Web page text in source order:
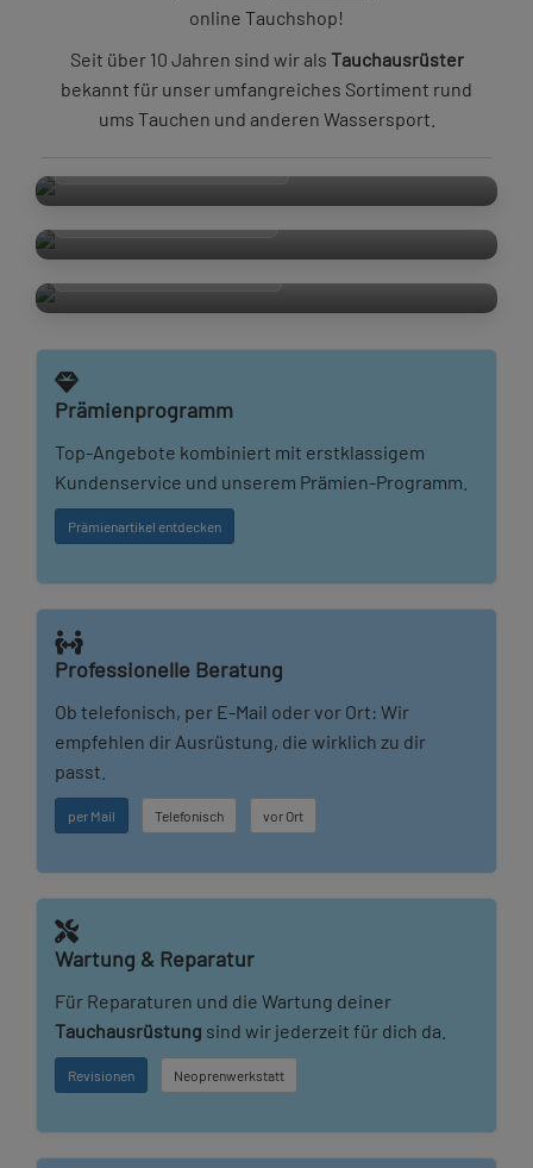
online Tauchshop!
Seit über 10 Jahren sind wir als Tauchausrüster
bekannt für unser umfangreiches Sortiment rund
ums Tauchen und anderen Wassersport.
Prämienprogramm
Top-Angebote kombiniert mit erstklassigem
Kundenservice und unserem Prämien-Programm.
Prämienartikel entdecken
Professionelle Beratung
Ob telefonisch, per E-Mail oder vor Ort: Wir
empfehlen dir Ausrüstung, die wirklich zu dir
passt.
per Mail Telefonisch vor Ort
Wartung & Reparatur
Für Reparaturen und die Wartung deiner
Tauchausrüstung sind wir jederzeit für dich da.
Revisionen Neoprenwerkstatt